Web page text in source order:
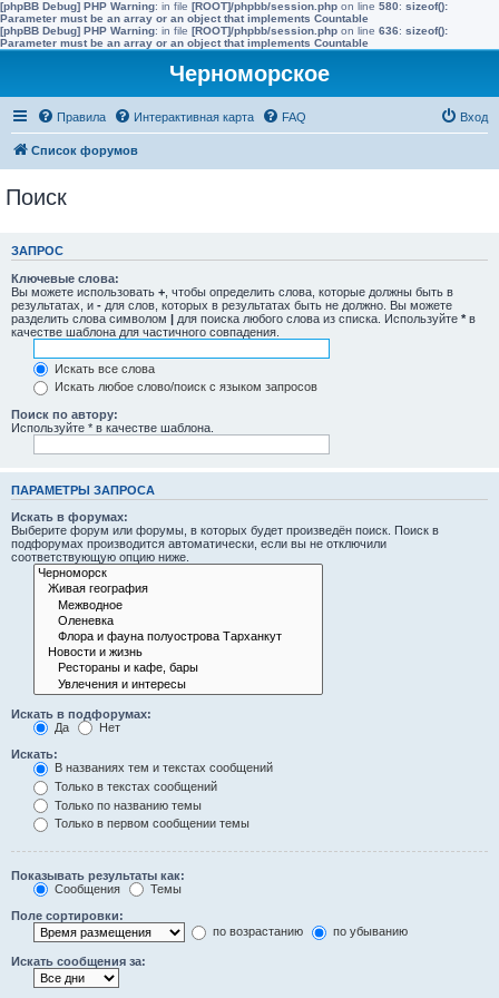
[phpBB Debug] PHP Warning: in file [ROOT]/phpbb/session.php on line 580: sizeof():
Parameter must be an array or an object that implements Countable
[phpBB Debug] PHP Warning: in file [ROOT]/phpbb/session.php on line 636: sizeof():
Parameter must be an array or an object that implements Countable
Черноморское
Правила Интерактивная карта FAQ Вход
Список форумов
Поиск
ЗАПРОС
Ключевые слова:
Вы можете использовать + , чтобы определить слова, которые должны быть в
результатах, и - для слов, которых в результатах быть не должно. Вы можете
разделить слова символом | для поиска любого слова из списка. Используйте * в
качестве шаблона для частичного совпадения.
Искать все слова
Искать любое слово/поиск с языком запросов
Поиск по автору:
Используйте * в качестве шаблона.
ПАРАМЕТРЫ ЗАПРОСА
Искать в форумах:
Выберите форум или форумы, в которых будет произведён поиск. Поиск в
подфорумах производится автоматически, если вы не отключили
соответствующую опцию ниже.
Искать в подфорумах:
Да
Нет
Искать:
В названиях тем и текстах сообщений
Только в текстах сообщений
Только по названию темы
Только в первом сообщении темы
Показывать результаты как:
Сообщения
Темы
Поле сортировки:
по возрастанию
по убыванию
Искать сообщения за: